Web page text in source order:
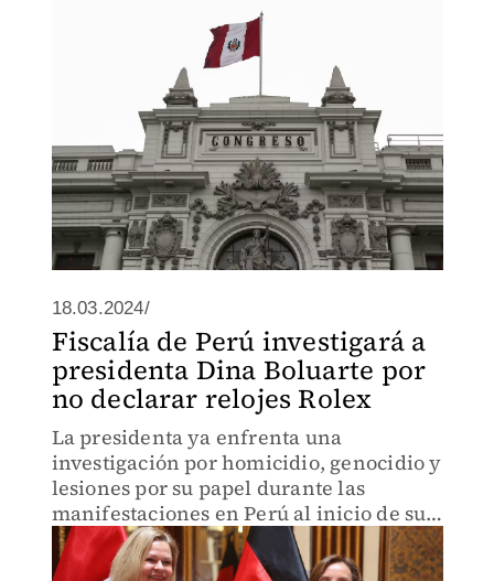
18.03.2024/
Fiscalía de Perú investigará a
presidenta Dina Boluarte por
no declarar relojes Rolex
La presidenta ya enfrenta una
investigación por homicidio, genocidio y
lesiones por su papel durante las
manifestaciones en Perú al inicio de su
gestión.